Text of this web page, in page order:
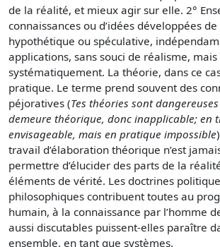
de la réalité, et mieux agir sur elle. 2°
connaissances ou d’idées développées
hypothétique ou spéculative,
applications, sans souci de réalisme,
systématiquement. La théorie, dans ce
pratique. Le terme prend souvent des
péjoratives (Tes théories sont
demeure théorique, donc inapplicable; en
envisageable, mais en pratique impossible
travail d’élaboration théorique n’est
permettre d’élucider des parts de la
éléments de vérité. Les doctrines
philosophiques contribuent toutes au
humain, à la connaissance par l’homme
aussi discutables puissent-elles paraître
ensemble, en tant que systèmes.